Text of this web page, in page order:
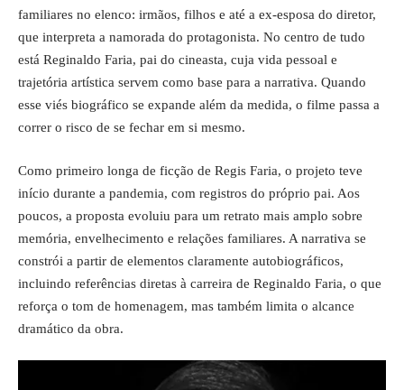
familiares no elenco: irmãos, filhos e até a ex-esposa do diretor,
que interpreta a namorada do protagonista. No centro de tudo
está Reginaldo Faria, pai do cineasta, cuja vida pessoal e
trajetória artística servem como base para a narrativa. Quando
esse viés biográfico se expande além da medida, o filme passa a
correr o risco de se fechar em si mesmo.
Como primeiro longa de ficção de Regis Faria, o projeto teve
início durante a pandemia, com registros do próprio pai. Aos
poucos, a proposta evoluiu para um retrato mais amplo sobre
memória, envelhecimento e relações familiares. A narrativa se
constrói a partir de elementos claramente autobiográficos,
incluindo referências diretas à carreira de Reginaldo Faria, o que
reforça o tom de homenagem, mas também limita o alcance
dramático da obra.